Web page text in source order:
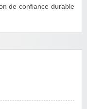
de confiance durable